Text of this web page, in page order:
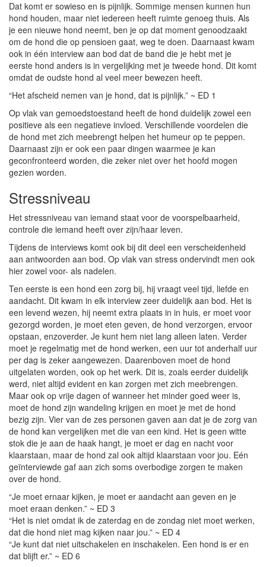
Dat komt er sowieso en is pijnlijk. Sommige mensen kunnen hun
hond houden, maar niet iedereen heeft ruimte genoeg thuis. Als
je een nieuwe hond neemt, ben je op dat moment genoodzaakt
om de hond die op pensioen gaat, weg te doen. Daarnaast kwam
ook in één interview aan bod dat de band die je hebt met je
eerste hond anders is in vergelijking met je tweede hond. Dit komt
omdat de oudste hond al veel meer bewezen heeft.
“Het afscheid nemen van je hond, dat is pijnlijk.” ~ ED 1
Op vlak van gemoedstoestand heeft de hond duidelijk zowel een
positieve als een negatieve invloed. Verschillende voordelen die
de hond met zich meebrengt helpen het humeur op te peppen.
Daarnaast zijn er ook een paar dingen waarmee je kan
geconfronteerd worden, die zeker niet over het hoofd mogen
gezien worden.
Stressniveau
Het stressniveau van iemand staat voor de voorspelbaarheid,
controle die iemand heeft over zijn/haar leven.
Tijdens de interviews komt ook bij dit deel een verscheidenheid
aan antwoorden aan bod. Op vlak van stress ondervindt men ook
hier zowel voor- als nadelen.
Ten eerste is een hond een zorg bij, hij vraagt veel tijd, liefde en
aandacht. Dit kwam in elk interview zeer duidelijk aan bod. Het is
een levend wezen, hij neemt extra plaats in in huis, er moet voor
gezorgd worden, je moet eten geven, de hond verzorgen, ervoor
opstaan, enzoverder. Je kunt hem niet lang alleen laten. Verder
moet je regelmatig met de hond werken, een uur tot anderhalf uur
per dag is zeker aangewezen. Daarenboven moet de hond
uitgelaten worden, ook op het werk. Dit is, zoals eerder duidelijk
werd, niet altijd evident en kan zorgen met zich meebrengen.
Maar ook op vrije dagen of wanneer het minder goed weer is,
moet de hond zijn wandeling krijgen en moet je met de hond
bezig zijn. Vier van de zes personen gaven aan dat je de zorg van
de hond kan vergelijken met die van een kind. Het is geen witte
stok die je aan de haak hangt, je moet er dag en nacht voor
klaarstaan, maar de hond zal ook altijd klaarstaan voor jou. Eén
geïnterviewde gaf aan zich soms overbodige zorgen te maken
over de hond.
“Je moet ernaar kijken, je moet er aandacht aan geven en je
moet eraan denken.” ~ ED 3
“Het is niet omdat ik de zaterdag en de zondag niet moet werken,
dat die hond niet mag kijken naar jou.” ~ ED 4
“Je kunt dat niet uitschakelen en inschakelen. Een hond is er en
dat blijft er.” ~ ED 6